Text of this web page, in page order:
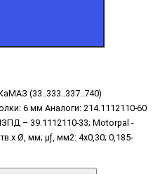
(33..333..337..740)
6 мм Аналоги: 214.1112110-60
– 39.1112110-33; Motorpal -
Ø, мм; μƒ, мм2: 4х0,30; 0,185-